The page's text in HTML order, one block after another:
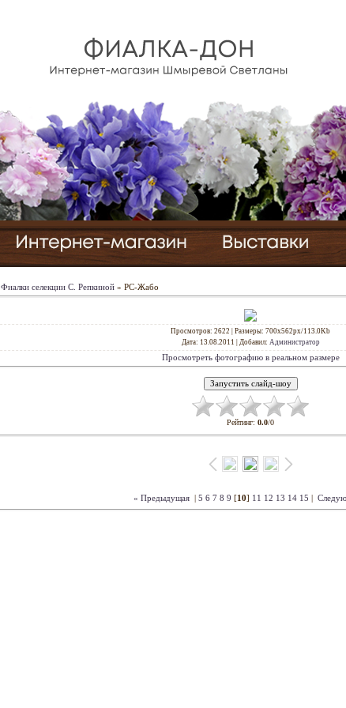
Фиалки селекции С. Репкиной » РС-Жабо
Просмотров: 2622 | Размеры: 700x562px/113.0Kb
Дата: 13.08.2011 Добавил: Администратор
Просмотреть фотографию в реальном размере
Рейтинг: 0.0/0
« Предыдущая| 5 6 7 8 9 [10] 11 12 13 14 15